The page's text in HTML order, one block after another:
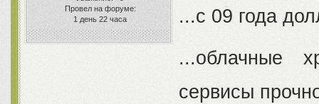
Провел на форуме:
1 день 22 часа
...с 09 года
...облачные
сервисы